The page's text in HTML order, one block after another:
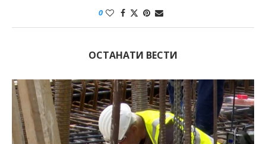
0
ОСТАНАТИ ВЕСТИ